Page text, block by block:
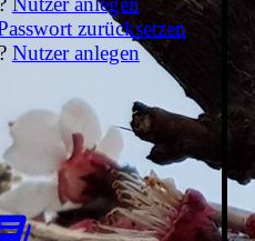
zurücksetzen
Nutzer anlegen